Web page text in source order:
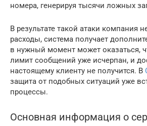
номера, генерируя тысячи ложных
В результате такой атаки компания
расходы, система получает
в нужный момент может оказаться,
лимит сообщений уже исчерпан, и
настоящему клиенту не получится. В
защита от подобных ситуаций уже
процессы.
Основная информация о